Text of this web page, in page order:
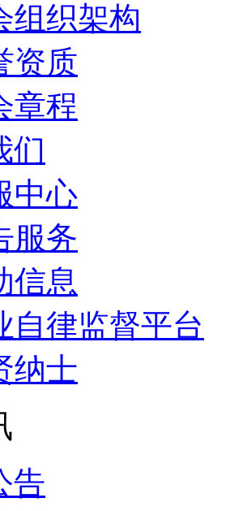
组织架构
资质
章程
们
中心
服务
信息
自律监督平台
纳士
告